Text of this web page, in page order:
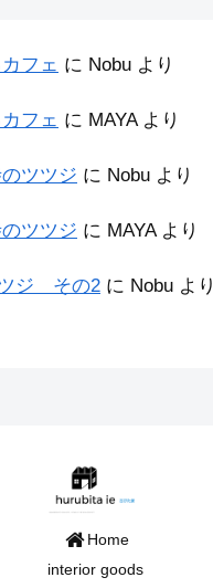
フェ に Nobu より
フェ に MAYAより
ツツジ に Nobu より
ツツジ に MAYAより
ジ その2 に Nobu より
Home
interior goods